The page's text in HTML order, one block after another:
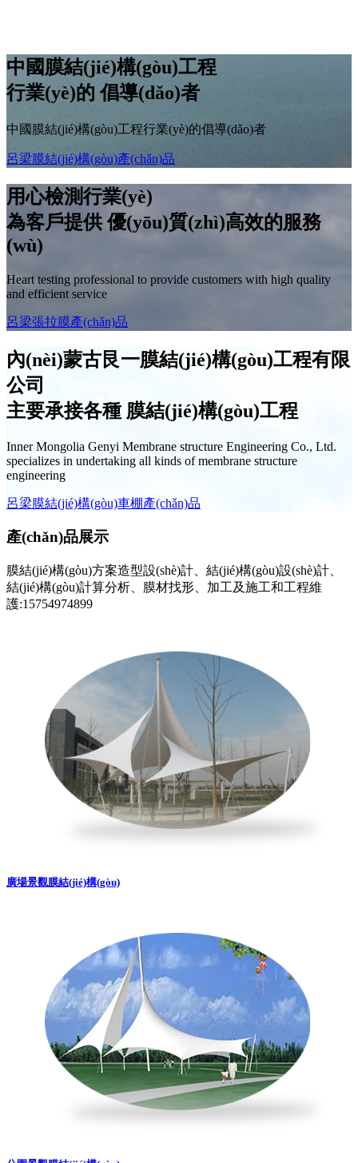
中國膜結(jié)構(gòu)工程
行業(yè)的倡導(dǎo)者
中國膜結(jié)構(gòu)工程行業(yè)的倡導(dǎo)者
呂梁膜結(jié)構(gòu)產(chǎn)品
用心檢測行業(yè)
為客戶提供優(yōu)質(zhì)高效的服務
(wù)
Heart testing professional to provide customers with high quality
and efficient service
呂梁張拉膜產(chǎn)品
內(nèi)蒙古艮一膜結(jié)構(gòu)工程有限
公司
主要承接各種 膜結(jié)構(gòu)工程
Inner Mongolia Genyi Membrane structure Engineering Co., Ltd.
specializes in undertaking all kinds of membrane structure
engineering
呂梁膜結(jié)構(gòu)車棚產(chǎn)品
產(chǎn)品展示
膜結(jié)構(gòu)方案造型設(shè)計、結(jié)構(gòu)設(shè)計、
結(jié)構(gòu)計算分析、膜材找形、加工及施工和工程維
護:15754974899
廣場景觀膜結(jié)構(gòu)